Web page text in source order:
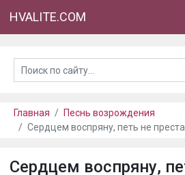
HVALITE.COM
Главная
Песнь возрождения
Сердцем воспряну, петь не
Сердцем воспряну,